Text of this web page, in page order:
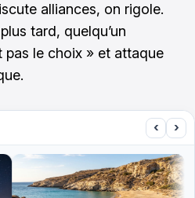
alliances, on rigole.
tard, quelqu’un
pas le choix » et attaque
‹ ›